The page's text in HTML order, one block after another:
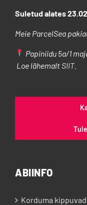
Suletud alates
Meie ParcelSea
Papiniidu 5a/1
Loe lähemaltSIIT.
ABIINFO
Korduma